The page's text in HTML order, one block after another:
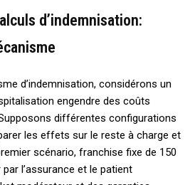
d’indemnisation:
d’indemnisation, considérons un
engendre des coûts
différentes configurations
les effets sur le reste à charge et
scénario, franchise fixe de 150
l’assurance et le patient